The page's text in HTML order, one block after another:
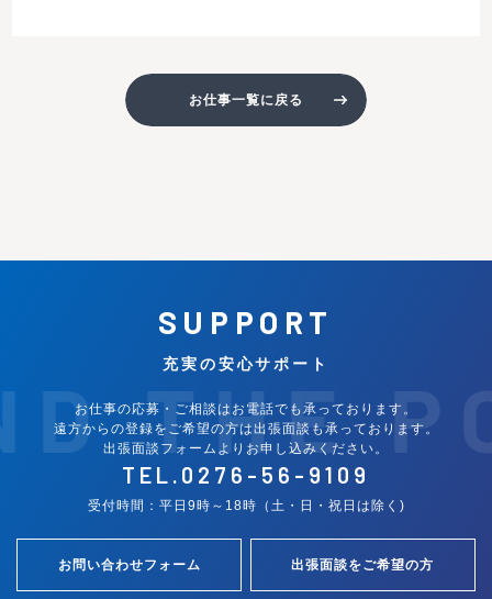
お仕事一覧に戻る
THE
SUPPORT
充実の安心サポート
お仕事の応募・ご相談はお電話でも承っております。
遠方からの登録をご希望の方は出張面談も承っております。
出張面談フォームよりお申し込みください。
TEL. 0276-56-9109
受付時間：平日9時～18時（土・日・祝日は除く)
お問い合わせフォーム 出張面談をご希望の方